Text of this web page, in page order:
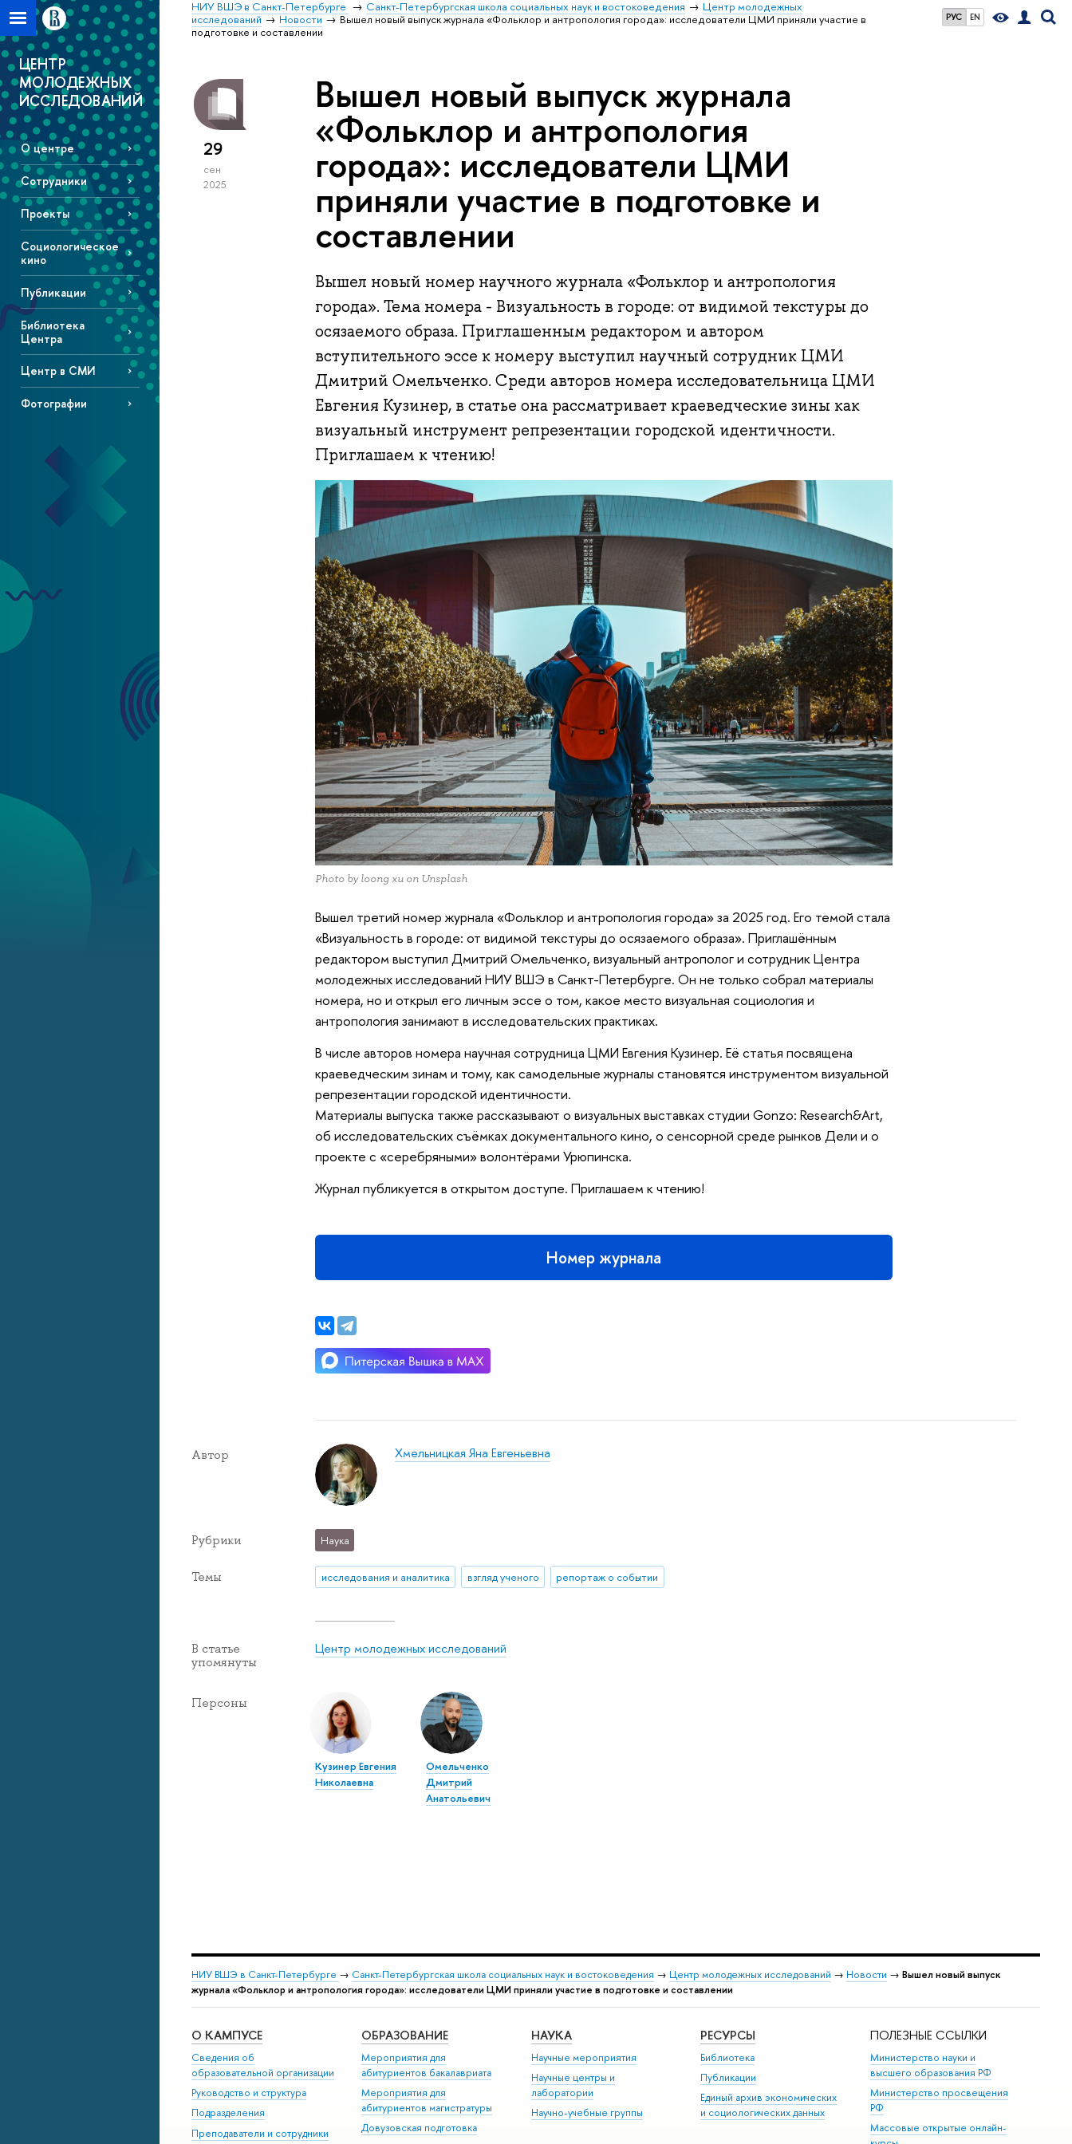
РУС EN
НИУ ВШЭ в Санкт-Петербурге Санкт-Петербургская школа социальных наук и востоковедения
Центр молодежных
исследований
Новости
Вышел новый выпуск журнала «Фольклор и антропология города»: исследователи ЦМИ приняли участие в
подготовке и составлении
ЦЕНТР
МОЛОДЕЖНЫХ
ИССЛЕДОВАНИЙ
О центре
Сотрудники
Проекты
Социологическое
кино
Публикации
Библиотека
Центра
Центр в СМИ
Фотографии
29
сен
2025
Вышел новый выпуск журнала
«Фольклор и антропология
города»: исследователи ЦМИ
приняли участие в подготовке и
составлении
Вышел новый номер научного журнала «Фольклор и антропология
города». Тема номера - Визуальность в городе: от видимой текстуры до
осязаемого образа. Приглашенным редактором и автором
вступительного эссе к номеру выступил научный сотрудник ЦМИ
Дмитрий Омельченко. Среди авторов номера исследовательница ЦМИ
Евгения Кузинер, в статье она рассматривает краеведческие зины как
визуальный инструмент репрезентации городской идентичности.
Приглашаем к чтению!
Photo by loong xu on Unsplash
Вышел третий номер журнала «Фольклор и антропология города» за 2025 год. Его темой стала
«Визуальность в городе: от видимой текстуры до осязаемого образа». Приглашённым
редактором выступил Дмитрий Омельченко, визуальный антрополог и сотрудник Центра
молодежных исследований НИУ ВШЭ в Санкт-Петербурге. Он не только собрал материалы
номера, но и открыл его личным эссе о том, какое место визуальная социология и
антропология занимают в исследовательских практиках.
В числе авторов номера научная сотрудница ЦМИ Евгения Кузинер. Её статья посвящена
краеведческим зинaм и тому, как самодельные журналы становятся инструментом визуальной
репрезентации городской идентичности.
Материалы выпуска также рассказывают о визуальных выставках студии Gonzo: Research&Art,
об исследовательских съёмках документального кино, о сенсорной среде рынков Дели и о
проекте с «серебряными» волонтёрами Урюпинска.
Журнал публикуется в открытом доступе. Приглашаем к чтению!
Номер журнала
Автор Хмельницкая Яна Евгеньевна
Рубрики Наука
Темы исследования и аналитика взгляд ученого репортаж о событии
В статье
упомянуты
Центр молодежных исследований
Персоны
Кузинер Евгения
Николаевна
Омельченко
Дмитрий
Анатольевич
НИУ ВШЭ в Санкт-Петербурге → Санкт-Петербургская школа социальных наук и востоковедения → Центр молодежных исследований → Новости → Вышел новый выпуск
журнала «Фольклор и антропология города»: исследователи ЦМИ приняли участие в подготовке и составлении
О КАМПУСЕ
Сведения об
образовательной организации
Руководство и структура
Подразделения
Преподаватели и сотрудники
ОБРАЗОВАНИЕ
Мероприятия для
абитуриентов бакалавриата
Мероприятия для
абитуриентов магистратуры
Довузовская подготовка
НАУКА
Научные мероприятия
Научные центры и
лаборатории
Научно-учебные группы
РЕСУРСЫ
Библиотека
Публикации
Единый архив экономических
и социологических данных
ПОЛЕЗНЫЕ ССЫЛКИ
Министерство науки и
высшего образования РФ
Министерство просвещения
РФ
Массовые открытые онлайн-